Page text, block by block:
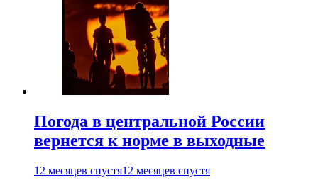
Погода в центральной России
вернется к норме в выходные
12 месяцев спустя12 месяцев спустя